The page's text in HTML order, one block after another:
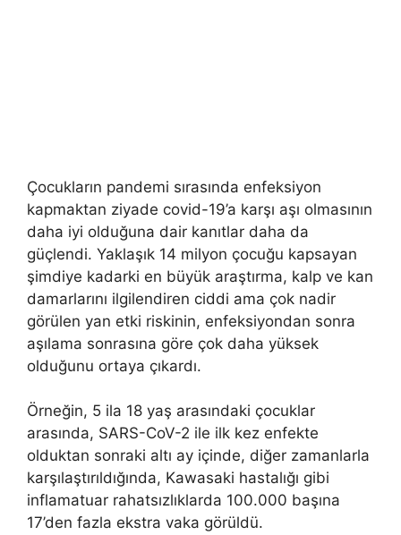
Çocukların pandemi sırasında enfeksiyon
kapmaktan ziyade covid-19’a karşı aşı olmasının
daha iyi olduğuna dair kanıtlar daha da
güçlendi. Yaklaşık 14 milyon çocuğu kapsayan
şimdiye kadarki en büyük araştırma, kalp ve kan
damarlarını ilgilendiren ciddi ama çok nadir
görülen yan etki riskinin, enfeksiyondan sonra
aşılama sonrasına göre çok daha yüksek
olduğunu ortaya çıkardı.
Örneğin, 5 ila 18 yaş arasındaki çocuklar
arasında, SARS-CoV-2 ile ilk kez enfekte
olduktan sonraki altı ay içinde, diğer zamanlarla
karşılaştırıldığında, Kawasaki hastalığı gibi
inflamatuar rahatsızlıklarda 100.000 başına
17’den fazla ekstra vaka görüldü.